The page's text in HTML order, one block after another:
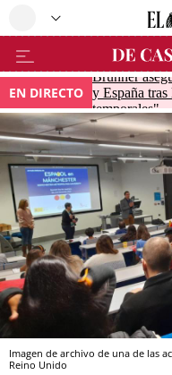
EN DIRECTO
Brunner
y España
temporales"
Imagen de archivo de una de las
Reino Unido